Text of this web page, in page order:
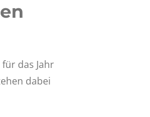
das Jahr
dabei